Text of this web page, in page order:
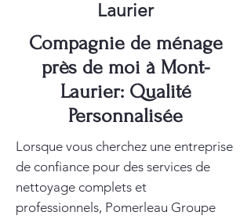
Laurier
Compagnie de ménage
près de moi à Mont-
Laurier: Qualité
Personnalisée
Lorsque vous cherchez une entreprise
de confiance pour des services de
nettoyage complets et
professionnels, Pomerleau Groupe